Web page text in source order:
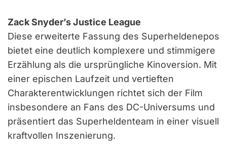
Zack Snyder’s Justice League
Diese erweiterte Fassung des Superheldenepos
bietet eine deutlich komplexere und stimmigere
Erzählung als die ursprüngliche Kinoversion. Mit
einer epischen Laufzeit und vertieften
Charakterentwicklungen richtet sich der Film
insbesondere an Fans des DC-Universums und
präsentiert das Superheldenteam in einer visuell
kraftvollen Inszenierung.